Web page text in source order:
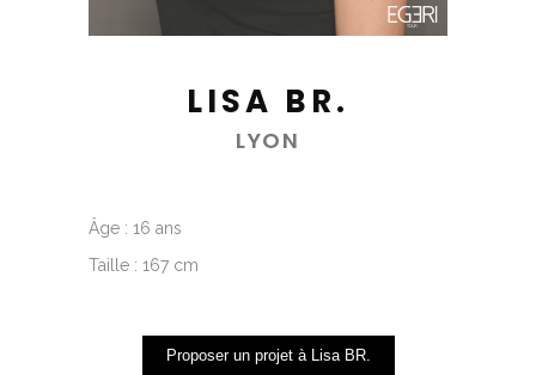
LISA BR.
LYON
Âge : 16 ans
Taille : 167 cm
Proposer un projet à Lisa BR.